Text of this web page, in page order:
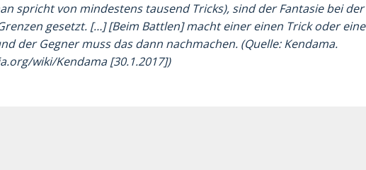
spricht von mindestens tausend Tricks), sind der Fantasie bei der
gesetzt. […] [Beim Battlen] macht einer einen Trick oder eine
der Gegner muss das dann nachmachen. (Quelle: Kendama.
wiki/Kendama [30.1.2017])